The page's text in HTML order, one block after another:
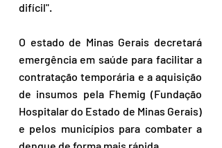
difícil".
O estado de Minas Gerais decretará
emergência em saúde para facilitar a
contratação temporária e a aquisição
de insumos pela Fhemig (Fundação
Hospitalar do Estado de Minas Gerais)
e pelos municípios para combater a